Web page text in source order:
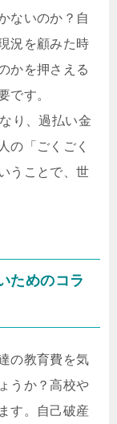
ないのか？自
況を顧みた時
かを押さえる
です。
り、過払い金
の「ごくごく
うことで、世
ためのコラ
の教育費を気
うか？高校や
す。自己破産